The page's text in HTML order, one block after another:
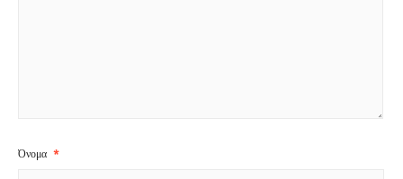
Όνομα *